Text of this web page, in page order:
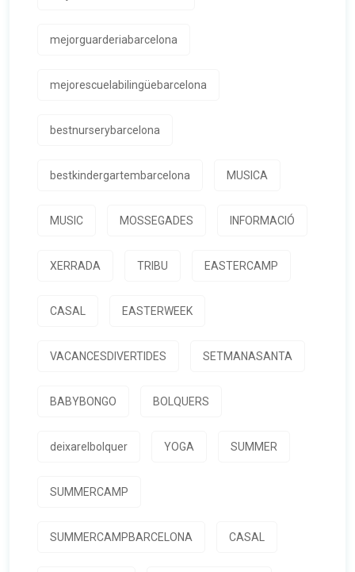
mejorguarderiabarcelona
mejorescuelabilingüebarcelona
bestnurserybarcelona
bestkindergartembarcelona MUSICA
MUSIC MOSSEGADES INFORMACIÓ
XERRADA TRIBU EASTERCAMP
CASAL EASTERWEEK
VACANCESDIVERTIDES SETMANASANTA
BABYBONGO BOLQUERS
deixarelbolquer YOGA SUMMER
SUMMERCAMP
SUMMERCAMPBARCELONA CASAL